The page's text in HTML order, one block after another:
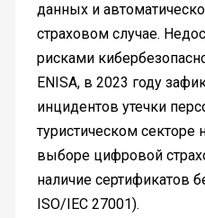
данных и
страховом случае.
рисками
ENISA, в 2023 году
инцидентов утечки
туристическом секторе
выборе цифровой
наличие сертификатов
ISO/IEC 27001).